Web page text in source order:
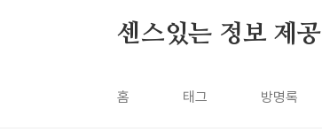
센스있는 정보 제공
홈 태그 방명록